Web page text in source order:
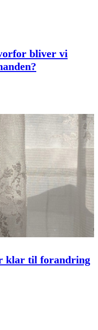
bliver vi
klar til forandring